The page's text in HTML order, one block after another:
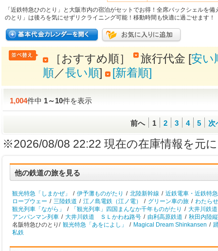
「近鉄特急ひのとり」と大阪市内の宿泊がセットでお得！全席バックシェルを備
のとり」は後ろを気にせずリクライニング可能！移動時間も快適に過ごせます！
［おすすめ順］ 旅行代金 [安い
順／長い順] [新着順]
1,004件中1～10件を表示
前へ 1 2 3 4 5 次
※2026/08/08 22:22 現在の在庫情報を元
他の鉄道の旅を見る
観光特急「しまかぜ」 / 伊予灘ものがたり / 北陸新幹線 / 近鉄電車・近鉄特急
ロープウェー / 三陸鉄道 / 江ノ島電鉄（江ノ電） / グリーン車の旅 / わたら
観光列車「ながら」
/ 「観光列車」四国まんなか千年ものがたり / 大井川鉄
アンパンマン列車 / 大井川鉄道 ＳＬかわね路号 / 由利高原鉄道 / 秋田内陸
名阪特急ひのとり/ 観光特急「あをによし」 / Magical Dream Shinkansen /
私鉄